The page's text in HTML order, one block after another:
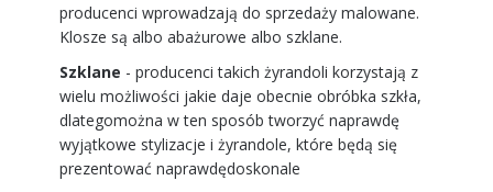
producenci wprowadzają do sprzedaży malowane.
Klosze są albo abażurowe albo szklane.
Szklane - producenci takich żyrandoli korzystają z
wielu możliwości jakie daje obecnie obróbka szkła,
dlategomożna w ten sposób tworzyć naprawdę
wyjątkowe stylizacje i żyrandole, które będą się
prezentować naprawdędoskonale